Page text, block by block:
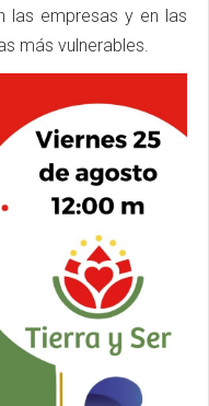
las empresas y en las
más vulnerables.